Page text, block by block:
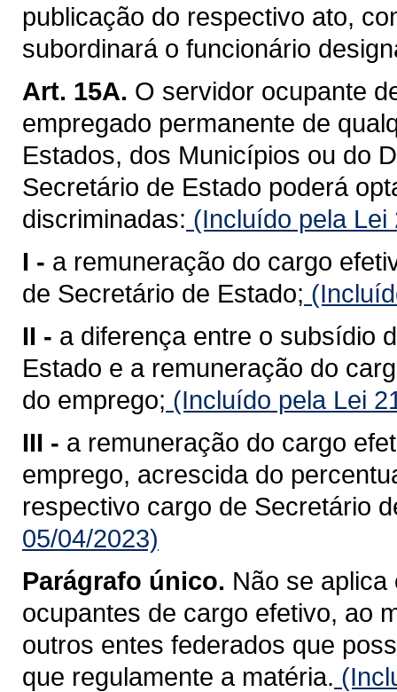
publicação do respectivo ato,
subordinará o funcionário
Art. 15A. O servidor ocupante
empregado permanente de
Estados, dos Municípios ou do
Secretário de Estado poderá
discriminadas: (Incluído pela Lei
I - a remuneração do cargo
de Secretário de Estado;
II - a diferença entre o subsídio
Estado e a remuneração do
do emprego; (Incluído pela Lei
III - a remuneração do cargo
emprego, acrescida do
respectivo cargo de Secretário
05/04/2023)
Parágrafo único. Não se
ocupantes de cargo efetivo, ao
outros entes federados que
que regulamente a matéria.